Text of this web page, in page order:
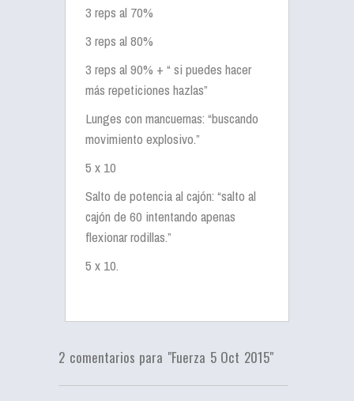
3 reps al 70%
3 reps al 80%
3 reps al 90% + “ si puedes hacer
más repeticiones hazlas”
Lunges con mancuernas: “buscando
movimiento explosivo.”
5 x 10
Salto de potencia al cajón: “salto al
cajón de 60 intentando apenas
flexionar rodillas.”
5 x 10.
2 comentarios para "Fuerza 5 Oct 2015"